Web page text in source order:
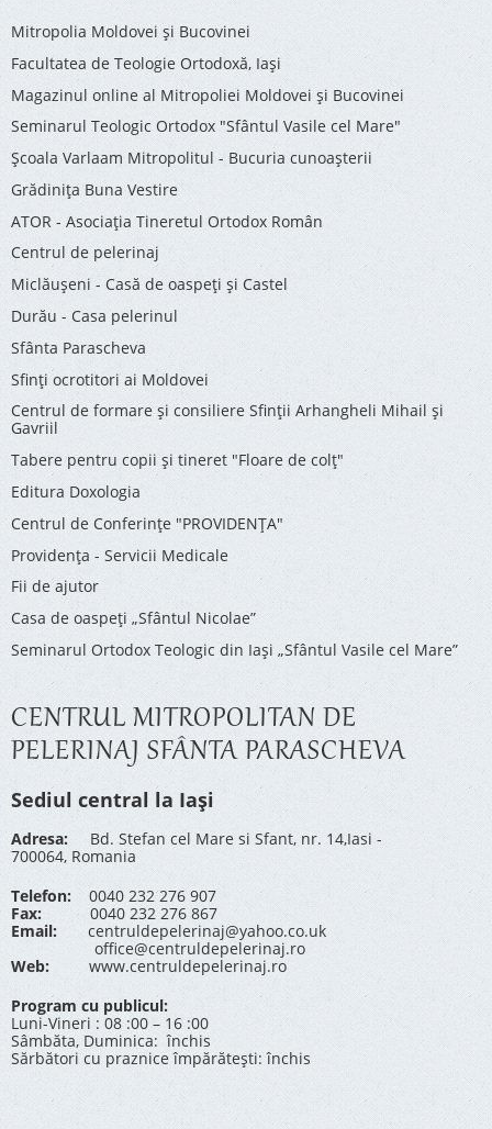
Mitropolia Moldovei și Bucovinei
Facultatea de Teologie Ortodoxă, Iaşi
Magazinul online al Mitropoliei Moldovei și Bucovinei
Seminarul Teologic Ortodox "Sfântul Vasile cel Mare"
Şcoala Varlaam Mitropolitul - Bucuria cunoaşterii
Grădinița Buna Vestire
ATOR - Asociaţia Tineretul Ortodox Român
Centrul de pelerinaj
Miclăușeni - Casă de oaspeţi şi Castel
Durău - Casa pelerinul
Sfânta Parascheva
Sfinți ocrotitori ai Moldovei
Centrul de formare și consiliere Sfinții Arhangheli Mihail și
Gavriil
Tabere pentru copii şi tineret "Floare de colţ"
Editura Doxologia
Centrul de Conferinţe "PROVIDENŢA"
Providenţa - Servicii Medicale
Fii de ajutor
Casa de oaspeți „Sfântul Nicolae”
Seminarul Ortodox Teologic din Iași „Sfântul Vasile cel Mare”
CENTRUL MITROPOLITAN DE
PELERINAJ SFÂNTA PARASCHEVA
Sediul central la Iași
Adresa: Bd. Stefan cel Mare si Sfant, nr. 14,Iasi -
700064, Romania
Telefon: 0040 232 276 907
Fax: 0040 232 276 867
Email:
centruldepelerinaj@yahoo.co.uk
office@centruldepelerinaj.ro
Web:
www.centruldepelerinaj.ro
Program cu publicul:
Luni-Vineri : 08 :00 – 16 :00
Sâmbăta, Duminica: închis
Sărbători cu praznice împărătești: închis